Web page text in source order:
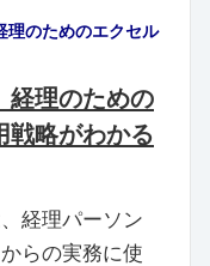
理のためのエクセル
理のための
略がわかる
経理パーソン
らの実務に使